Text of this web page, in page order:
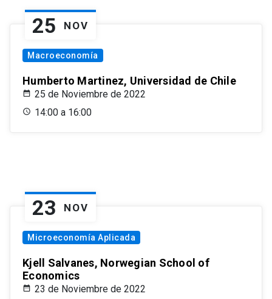
25 NOV
Macroeconomía
Humberto Martinez, Universidad de Chile
25 de Noviembre de 2022
14:00 a 16:00
23 NOV
Microeconomía Aplicada
Kjell Salvanes, Norwegian School of
Economics
23 de Noviembre de 2022